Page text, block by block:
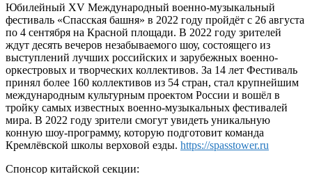
Юбилейный XV Международный военно-музыкальный
фестиваль «Спасская башня» в 2022 году пройдёт с 26 августа
по 4 сентября на Красной площади. В 2022 году зрителей
ждут десять вечеров незабываемого шоу, состоящего из
выступлений лучших российских и зарубежных военно-
оркестровых и творческих коллективов. За 14 лет Фестиваль
принял более 160 коллективов из 54 стран, стал крупнейшим
международным культурным проектом России и вошёл в
тройку самых известных военно-музыкальных фестивалей
мира. В 2022 году зрители смогут увидеть уникальную
конную шоу-программу, которую подготовит команда
Кремлёвской школы верховой езды. https://spasstower.ru
Спонсор китайской секции: